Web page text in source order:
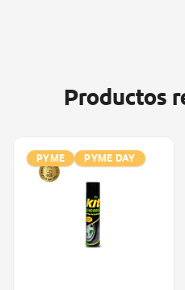
Productos
PYME PYME DAY